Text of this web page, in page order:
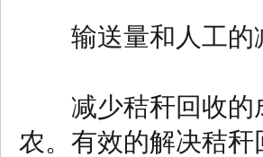
输送量和人工的
减少秸秆回收的
农。有效的解决秸